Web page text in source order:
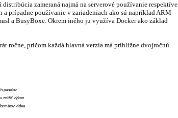
zameraná najmä na serverové používanie respektíve
prípadne používanie v zariadeniach ako sú napríklad ARM
a BusyBoxe. Okrem iného ju využíva Docker ako základ
ročne, pričom každá hlavná verzia má približne dvojročnú
panelov
znížiť výkon
videa